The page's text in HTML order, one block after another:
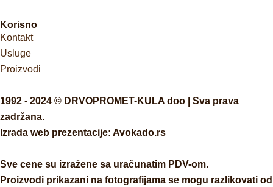
Korisno
Kontakt
Usluge
Proizvodi
1992 - 2024 © DRVOPROMET-KULA doo | Sva prava
zadržana.
Izrada web prezentacije: Avokado.rs
Sve cene su izražene sa uračunatim PDV-om.
Proizvodi prikazani na fotografijama se mogu razlikovati od